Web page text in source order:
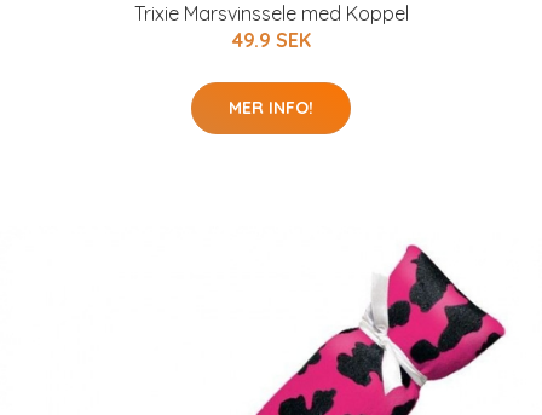
Trixie Marsvinssele med Koppel
49.9 SEK
MER INFO!